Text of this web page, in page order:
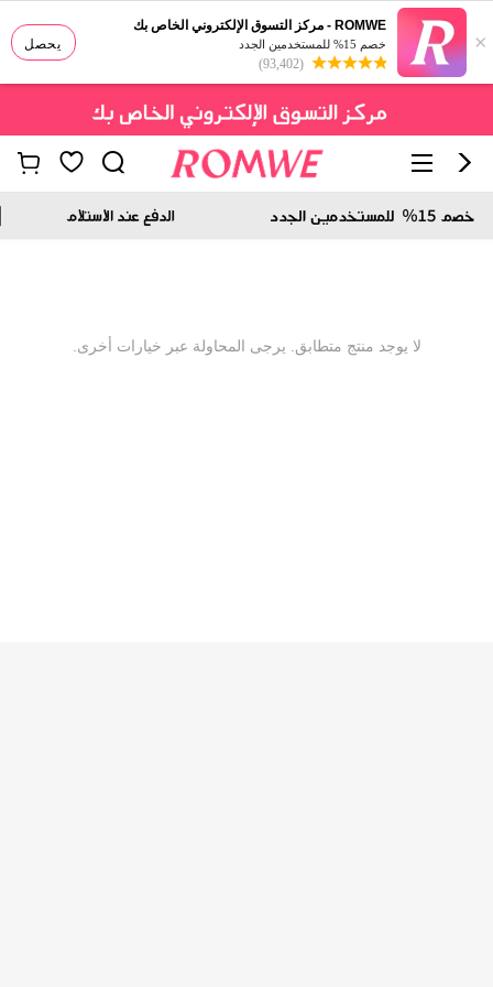
يحصل ×
ROMWE - مركز التسوق الإلكتروني الخاص بك
خصم 15% للمستخدمين الجدد
(93,402)
لا يوجد منتج متطابق. يرجى المحاولة عبر خيارات أخرى.